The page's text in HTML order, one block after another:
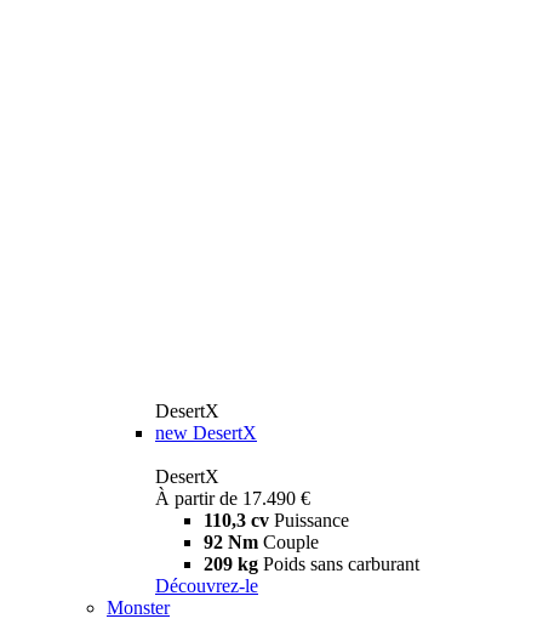
DesertX
new DesertX
DesertX
À partir de 17.490 €
110,3 cv Puissance
92 Nm Couple
209 kg Poids sans carburant
Découvrez-le
Monster